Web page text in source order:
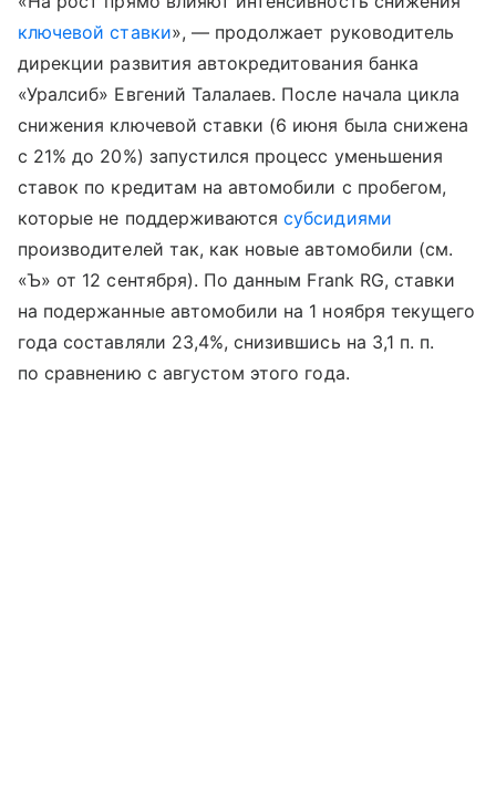
ключевой ставки», — продолжает руководитель
дирекции развития автокредитования банка
«Уралсиб» Евгений Талалаев. После начала цикла
снижения ключевой ставки (6 июня была снижена
с 21% до 20%) запустился процесс уменьшения
ставок по кредитам на автомобили с пробегом,
которые не поддерживаютсясубсидиями
производителей так, как новые автомобили (см.
«Ъ» от 12 сентября). По данным Frank RG, ставки
на подержанные автомобили на 1 ноября текущего
года составляли 23,4%, снизившись на 3,1 п. п.
по сравнению с августом этого года.